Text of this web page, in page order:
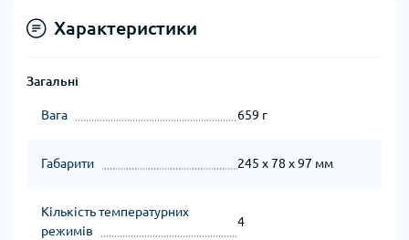
Характеристики
Загальні
Вага 659 г
Габарити 245 х 78 х 97 мм
Кількість температурних
режимів
4